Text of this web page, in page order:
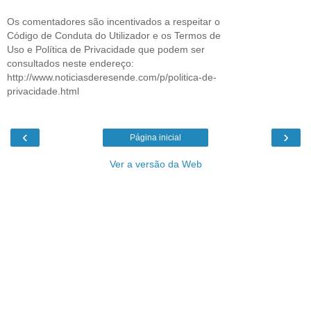
Os comentadores são incentivados a respeitar o
Código de Conduta do Utilizador e os Termos de
Uso e Política de Privacidade que podem ser
consultados neste endereço:
http://www.noticiasderesende.com/p/politica-de-
privacidade.html
‹ ›
Página inicial
Ver a versão da Web